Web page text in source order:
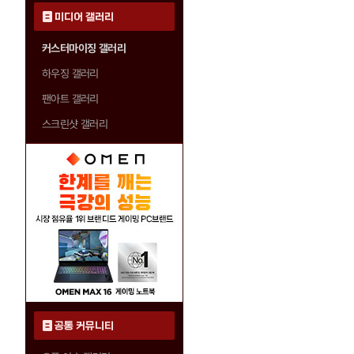
미디어 갤러리
커스터마이징 갤러리
하우징 갤러리
팬아트 갤러리
스크린샷 갤러리
공통 커뮤니티